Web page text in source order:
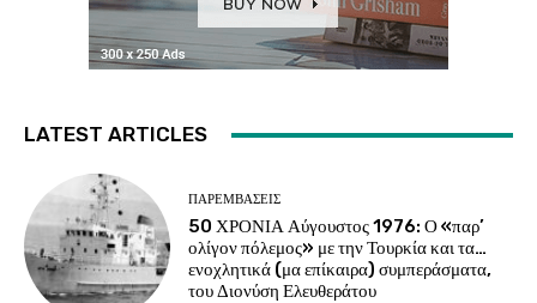
LATEST ARTICLES
ΠΑΡΕΜΒΑΣΕΙΣ
50 ΧΡΟΝΙΑ Αύγουστος 1976: Ο «παρ’
ολίγον πόλεμος» με την Τουρκία και τα…
ενοχλητικά (μα επίκαιρα) συμπεράσματα,
του Διονύση Ελευθεράτου